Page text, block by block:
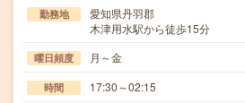
勤務地
愛知県丹羽郡
木津用水駅から徒歩15分
曜日頻度 月～金
時間 17:30～02:15